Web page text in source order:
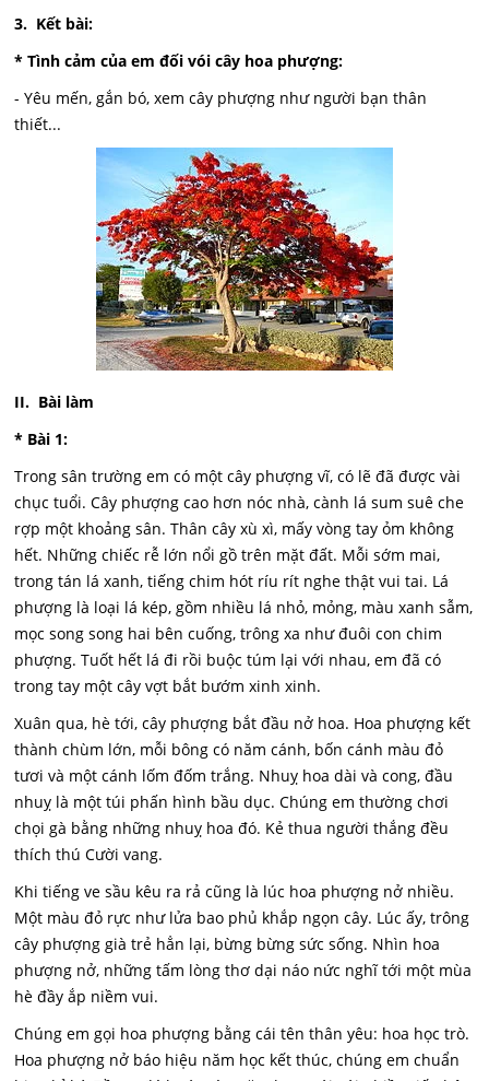
3. Kết bài:
* Tình cảm của em đối vói cây hoa phượng:
- Yêu mến, gắn bó, xem cây phượng như người bạn thân
thiết...
II. Bài làm
* Bài 1:
Trong sân trường em có một cây phượng vĩ, có lẽ đã được vài
chục tuổi. Cây phượng cao hơn nóc nhà, cành lá sum suê che
rợp một khoảng sân. Thân cây xù xì, mấy vòng tay ỏm không
hết. Những chiếc rễ lớn nổi gồ trên mặt đất. Mỗi sớm mai,
trong tán lá xanh, tiếng chim hót ríu rít nghe thật vui tai. Lá
phượng là loại lá kép, gồm nhiều lá nhỏ, mỏng, màu xanh sẫm,
mọc song song hai bên cuống, trông xa như đuôi con chim
phượng. Tuốt hết lá đi rồi buộc túm lại với nhau, em đã có
trong tay một cây vợt bắt bướm xinh xinh.
Xuân qua, hè tới, cây phượng bắt đầu nở hoa. Hoa phượng kết
thành chùm lớn, mỗi bông có năm cánh, bốn cánh màu đỏ
tươi và một cánh lốm đốm trắng. Nhuỵ hoa dài và cong, đầu
nhuỵ là một túi phấn hình bầu dục. Chúng em thường chơi
chọi gà bằng những nhuỵ hoa đó. Kẻ thua người thắng đều
thích thú Cười vang.
Khi tiếng ve sầu kêu ra rả cũng là lúc hoa phượng nở nhiều.
Một màu đỏ rực như lửa bao phủ khắp ngọn cây. Lúc ấy, trông
cây phượng già trẻ hẳn lại, bừng bừng sức sống. Nhìn hoa
phượng nở, những tấm lòng thơ dại náo nức nghĩ tới một mùa
hè đầy ắp niềm vui.
Chúng em gọi hoa phượng bằng cái tên thân yêu: hoa học trò.
Hoa phượng nở báo hiệu năm học kết thúc, chúng em chuẩn